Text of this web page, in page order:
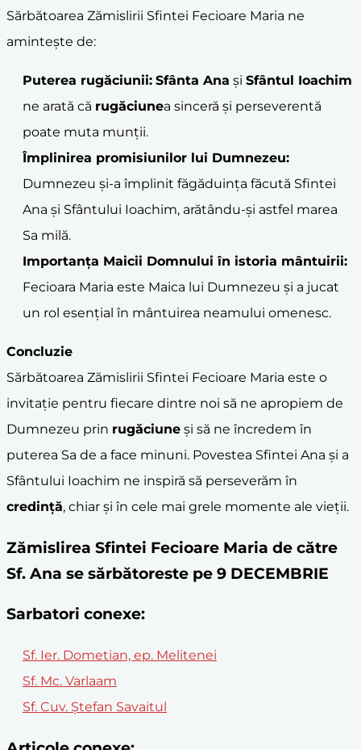
Sărbătoarea Zămislirii Sfintei Fecioare Maria ne
amintește de:
Puterea rugăciunii: Sfânta Ana și Sfântul Ioachim
ne arată că rugăciunea sinceră și perseverentă
poate muta munții.
Împlinirea promisiunilor lui Dumnezeu:
Dumnezeu și-a împlinit făgăduința făcută Sfintei
Ana și Sfântului Ioachim, arătându-și astfel marea
Sa milă.
Importanța Maicii Domnului în istoria mântuirii:
Fecioara Maria este Maica lui Dumnezeu și a jucat
un rol esențial în mântuirea neamului omenesc.
Concluzie
Sărbătoarea Zămislirii Sfintei Fecioare Maria este o
invitație pentru fiecare dintre noi să ne apropiem de
Dumnezeu prin rugăciune și să ne încredem în
puterea Sa de a face minuni. Povestea Sfintei Ana și a
Sfântului Ioachim ne inspiră să perseverăm în
credință, chiar și în cele mai grele momente ale vieții.
Zămislirea Sfintei Fecioare Maria de către
Sf. Ana se sărbătoreste pe 9 DECEMBRIE
Sarbatori conexe:
Sf. Ier. Dometian, ep. Melitenei
Sf. Mc. Varlaam
Sf. Cuv. Ștefan Savaitul